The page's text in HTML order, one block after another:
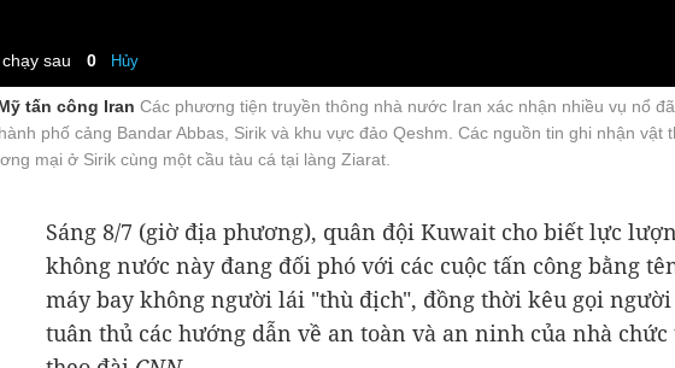
sau 0 Hủy
tấn công Iran Các phương tiện truyền thông nhà nước Iran xác nhận nhiều vụ nổ
phố cảng Bandar Abbas, Sirik và khu vực đảo Qeshm. Các nguồn tin ghi nhận vật
mại ở Sirik cùng một cầu tàu cá tại làng Ziarat.
Sáng 8/7 (giờ địa phương), quân đội Kuwait cho biết lực
không nước này đang đối phó với các cuộc tấn công bằng
máy bay không người lái "thù địch", đồng thời kêu gọi
tuân thủ các hướng dẫn về an toàn và an ninh của nhà chức